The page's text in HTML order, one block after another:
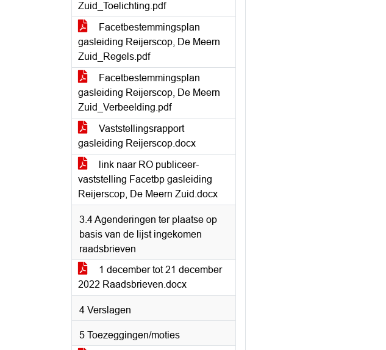
Zuid_Toelichting.pdf
Facetbestemmingsplan
gasleiding Reijerscop, De Meern
Zuid_Regels.pdf
Facetbestemmingsplan
gasleiding Reijerscop, De Meern
Zuid_Verbeelding.pdf
Vaststellingsrapport
gasleiding Reijerscop.docx
link naar RO publiceer-
vaststelling Facetbp gasleiding
Reijerscop, De Meern Zuid.docx
3.4 Agenderingen ter plaatse op
basis van de lijst ingekomen
raadsbrieven
1 december tot 21 december
2022 Raadsbrieven.docx
4 Verslagen
5 Toezeggingen/moties